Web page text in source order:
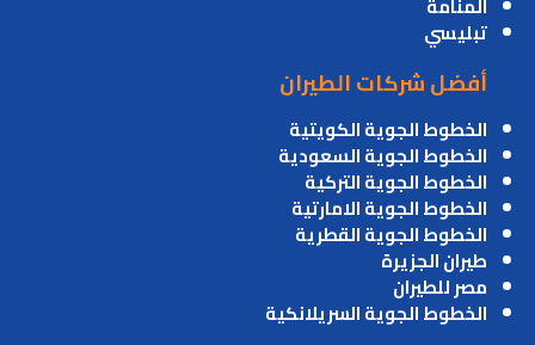
تبليسي
أفضل شركات الطيران
الخطوط الجوية الكويتية
الخطوط الجوية السعودية
الخطوط الجوية التركية
الخطوط الجوية الامارتية
الخطوط الجوية القطرية
طيران الجزيرة
مصر للطيران
الخطوط الجوية السريلانكية